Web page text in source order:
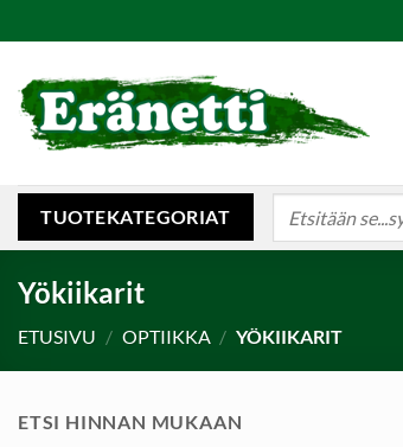
to
content
TUOTEKATEGORIAT
Yökiikarit
ETUSIVU / OPTIIKKA / YÖKIIKARIT
ETSI HINNAN MUKAAN